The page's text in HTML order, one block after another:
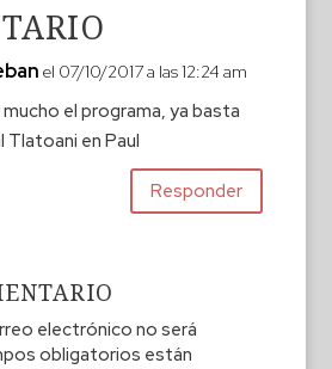
el 07/10/2017 a las 12:24 am
el programa, ya basta
Tlatoani en Paul
Responder
electrónico no será
obligatorios están